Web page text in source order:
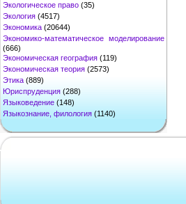
Экологическое право (35)
Экология (4517)
Экономика (20644)
Экономико-математическое моделирование
(666)
Экономическая география (119)
Экономическая теория (2573)
Этика (889)
Юриспруденция (288)
Языковедение (148)
Языкознание, филология (1140)